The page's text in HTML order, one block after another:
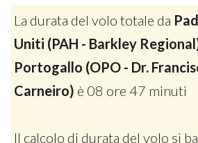
La durata del volo totale da
Uniti (PAH - Barkley
Portogallo (OPO - Dr.
Carneiro) è 08 ore 47 minuti
Il calcolo di durata del volo si